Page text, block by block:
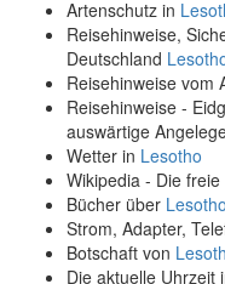
Artenschutz in
Reisehinweise,
Deutschland
Reisehinweise vom
Reisehinweise -
auswärtige
Wetter in Lesotho
Wikipedia - Die
Bücher über Lesotho
Strom, Adapter,
Botschaft von
Die aktuelle Uhrzeit